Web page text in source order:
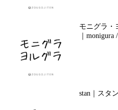
モニグラ・
｜monigura
stan｜スタン